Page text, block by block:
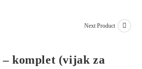
Next Product
komplet (vijak za